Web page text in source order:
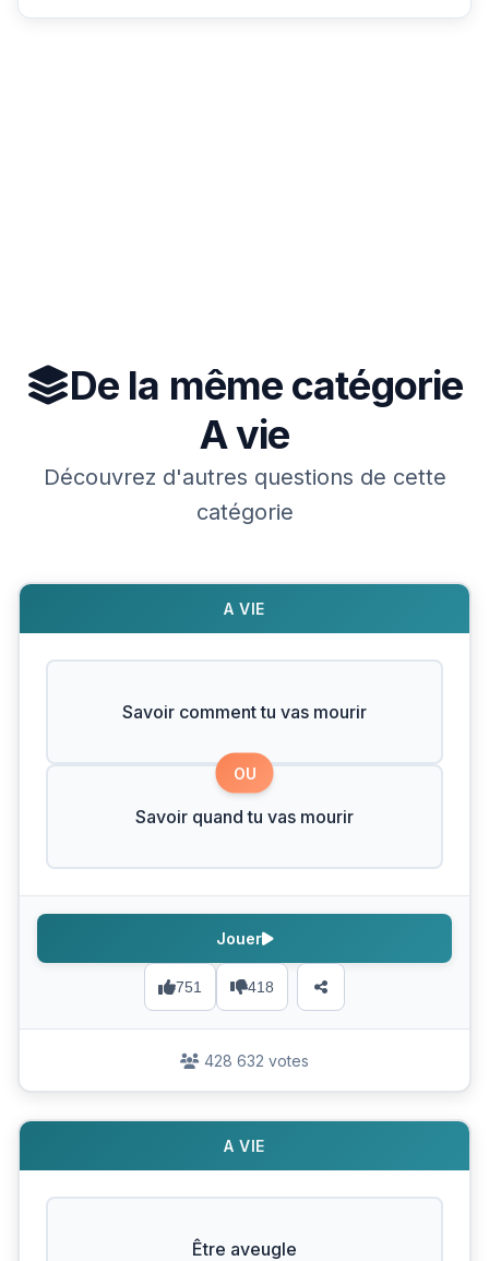
De la même catégorie
A vie
Découvrez d'autres questions de cette
catégorie
A VIE
Savoir comment tu vas mourir
OU
Savoir quand tu vas mourir
751 418
Jouer
428 632 votes
A VIE
Être aveugle